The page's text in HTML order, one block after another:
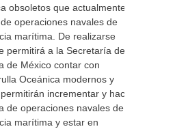
obsoletos que actualmente
operaciones navales de
marítima. De realizarse
permitirá a la Secretaría de
de México contar con
Oceánica modernos y
incrementar y hacer
de operaciones navales de
marítima y estar en